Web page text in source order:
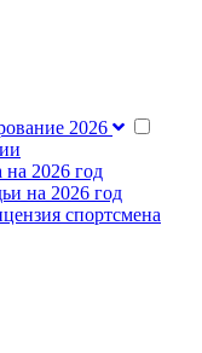
2026
на 2026 год
на 2026 год
спортсмена